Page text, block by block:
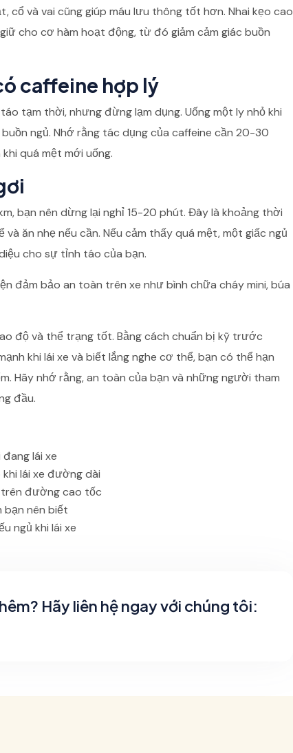
cổ và vai cũng giúp máu lưu thông tốt hơn. Nhai kẹo cao
cho cơ hàm hoạt động, từ đó giảm cảm giác buồn
caffeine hợp lý
tạm thời, nhưng đừng lạm dụng. Uống một ly nhỏ khi
ngủ. Nhớ rằng tác dụng của caffeine cần 20-30
quá mệt mới uống.
bạn nên dừng lại nghỉ 15-20 phút. Đây là khoảng thời
ăn nhẹ nếu cần. Nếu cảm thấy quá mệt, một giấc ngủ
cho sự tỉnh táo của bạn.
đảm bảo an toàn trên xe như bình chữa cháy mini, búa
độ và thể trạng tốt. Bằng cách chuẩn bị kỹ trước
khi lái xe và biết lắng nghe cơ thể, bạn có thể hạn
Hãy nhớ rằng, an toàn của bạn và những người tham
đầu.
lái xe
lái xe đường dài
trên đường cao tốc
bạn nên biết
ngủ khi lái xe
Hãy liên hệ ngay với chúng tôi: